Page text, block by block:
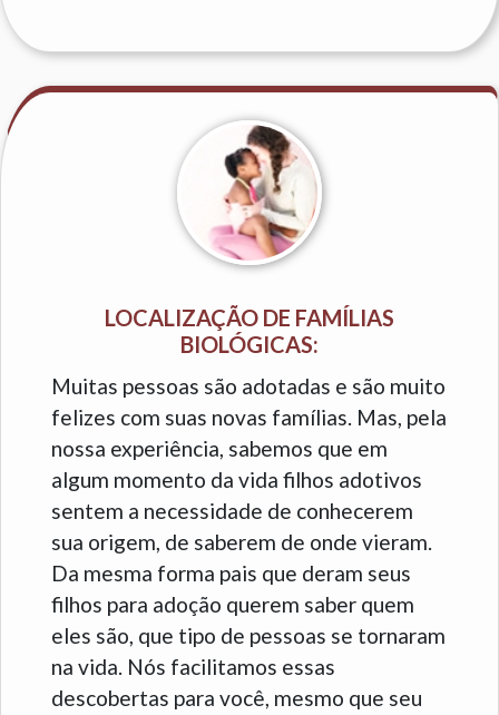
LOCALIZAÇÃO DE FAMÍLIAS
BIOLÓGICAS:
Muitas pessoas são adotadas e são muito
felizes com suas novas famílias. Mas, pela
nossa experiência, sabemos que em
algum momento da vida filhos adotivos
sentem a necessidade de conhecerem
sua origem, de saberem de onde vieram.
Da mesma forma pais que deram seus
filhos para adoção querem saber quem
eles são, que tipo de pessoas se tornaram
na vida. Nós facilitamos essas
descobertas para você, mesmo que seu